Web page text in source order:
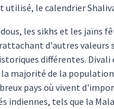
utilisé, le calendrier
les sikhs et les jaïns
d'autres valeurs
différentes. Divali
la majorité de la
pays où vivent
indiennes, tels que la